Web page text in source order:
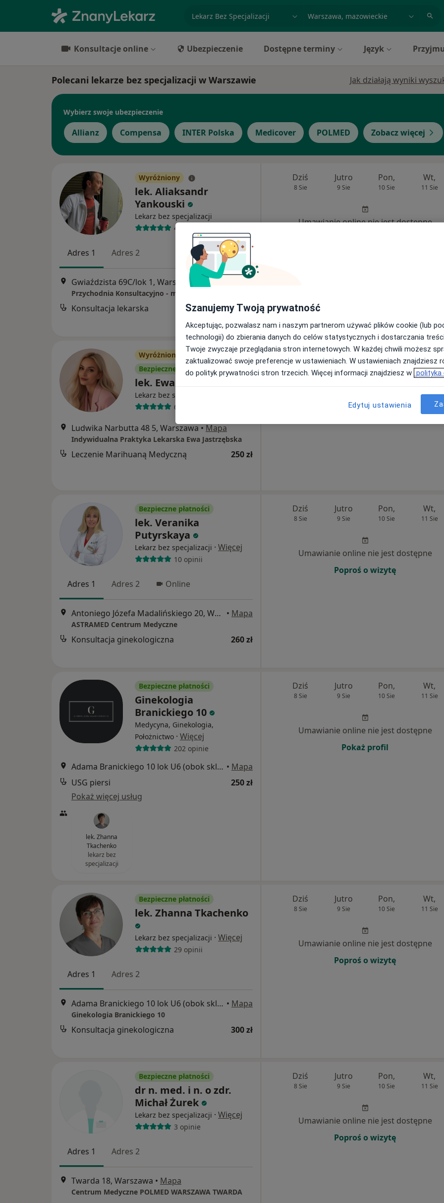
Konsultacje online Ubezpieczenie Dostępne terminy Język
Polecani lekarze bez specjalizacji w Warszawie Jak działają wyniki
Wybierz swoje ubezpieczenie
Allianz Compensa INTER Polska Medicover POLMED Zobacz więcej
Wyróżniony
lek. Aliaksandr
Yankouski
Lekarz bez specjalizacji
438 opinii
Adres 1 Adres 2
Gwiaździsta 69C/lok 1, Warszawa Mapa
Konsultacja lekarska 400 zł
Dziś
8 Sie
Jutro
9 Sie
Pon,
10 Sie
Wt,
11 Sie
Umawianie online nie jest dostępne
Wyróżniony
Bezpieczne płatności
lek. Ewa Jastrzębska
Lekarz bez specjalizacji
61 opinii
Ludwika Narbutta 48 5, Warszawa • Mapa
Indywidualna Praktyka Lekarska Ewa Jastrzębska
Leczenie Marihuaną Medyczną 250 zł
Dziś
8 Sie
Jutro
9 Sie
Pon,
10 Sie
Wt,
11 Sie
Bezpieczne płatności
lek. Veranika
Putyrskaya
Lekarz bez specjalizacji · Więcej
10 opinii
Adres 1 Adres 2 Online
Antoniego Józefa Madalińskiego 20, Warszawa • Mapa
ASTRAMED Centrum Medyczne
Konsultacja ginekologiczna 260 zł
Dziś
8 Sie
Jutro
9 Sie
Pon,
10 Sie
Wt,
11 Sie
Umawianie online nie jest dostępne
Poproś o wizytę
Bezpieczne płatności
Ginekologia
Branickiego 10
Medycyna, Ginekologia,
Położnictwo · Więcej
202 opinie
Adama Branickiego 10 lok U6 (obok sklepu rowerowego), Warszawa • Mapa
USG piersi
250 zł
Pokaż więcej usług
lek. Zhanna
Tkachenko
lekarz bez
specjalizacji
Dziś
8 Sie
Jutro
9 Sie
Pon,
10 Sie
Wt,
11 Sie
Umawianie online nie jest dostępne
Pokaż profil
Bezpieczne płatności
lek. Zhanna Tkachenko
Lekarz bez specjalizacji · Więcej
29 opinii
Adres 1 Adres 2
Adama Branickiego 10 lok U6 (obok sklepu rowerowego), Warszawa • Mapa
Ginekologia Branickiego 10
Konsultacja ginekologiczna 300 zł
Dziś
8 Sie
Jutro
9 Sie
Pon,
10 Sie
Wt,
11 Sie
Umawianie online nie jest dostępne
Poproś o wizytę
Bezpieczne płatności
dr n. med. i n. o zdr.
Michał Żurek
Lekarz bez specjalizacji · Więcej
3 opinie
Adres 1 Adres 2
Twarda 18, Warszawa • Mapa
Centrum Medyczne POLMED WARSZAWA TWARDA
Dziś
8 Sie
Jutro
9 Sie
Pon,
10 Sie
Wt,
11 Sie
Umawianie online nie jest dostępne
Poproś o wizytę
Szanujemy Twoją prywatność
Akceptując, pozwalasz nam i naszym partnerom używać plików cookie (lub
technologii) do zbierania danych do celów statystycznych i dostarczania
Twoje zwyczaje przeglądania stron internetowych. W każdej chwili możesz
zaktualizować swoje preferencje w ustawieniach. W ustawieniach znajdziesz
do polityk prywatności stron trzecich. Więcej informacji znajdziesz w polityka
Edytuj ustawienia